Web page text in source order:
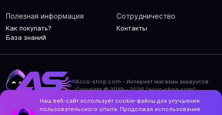
Полезная информация
Как покупать?
База знаний
Сотрудничество
Контакты
Accs-shop.com - Интернет магазин аккаунтов
Copyright © 2019 - 2026 "accs-shop.com"
Политика использования cookie-файлов
Наш веб-сайт использует cookie-файлы для улучшения
пользовательского опыта. Продолжая использование